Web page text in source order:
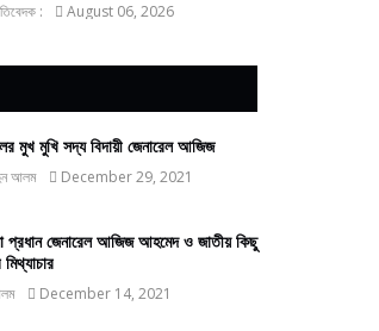
: August 06, 2026
মুখ মুখি সদ্য বিদায়ী জেনারেল আজিজ
আলম December 29, 2021
প্রধান জেনারেল আজিজ আহমেদ ও জাতীয় কিছু
December 14, 2021